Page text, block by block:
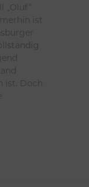
„Oluf“
ist
ist. Doch